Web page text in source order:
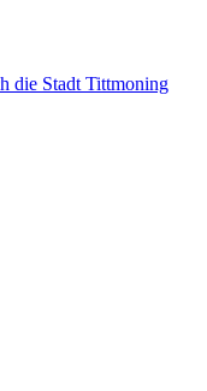
die Stadt Tittmoning